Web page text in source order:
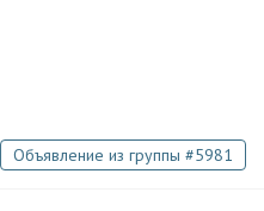
Объявление из группы #5981